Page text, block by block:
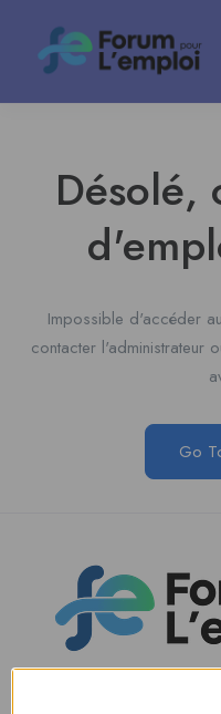
Désolé,
Impossible d'accéder
contacter l'administrateur
Go